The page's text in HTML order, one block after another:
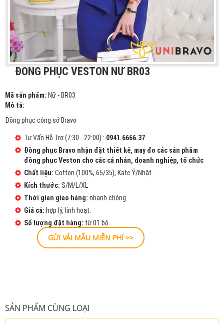
ĐỒNG PHỤC VESTON NỮ BR03
Mã sản phẩm: Nữ - BR03
Mô tả:
Đồng phục công sở Bravo
Tư Vấn Hỗ Trợ (7:30 - 22:00) : 0941.6666.37
Đồng phục Bravo nhận đặt thiết kế, may đo các sản phẩm
đồng phục Veston cho các cá nhân, doanh nghiệp, tổ chức
Chất liệu: Cotton (100%, 65/35), Kate Ý/Nhật..
Kích thước: S/M/L/XL
Thời gian giao hàng: nhanh chóng.
Giá cả: hợp lý, linh hoạt.
Số lượng đặt hàng: từ 01 bộ
GỬI VẢI MẪU MIỄN PHÍ >>
SẢN PHẨM CÙNG LOẠI